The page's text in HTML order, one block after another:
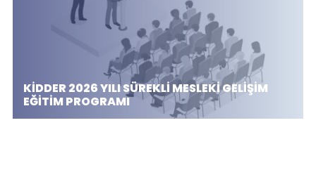
KİDDER 2026 YILI SÜREKLİ MESLEKİ GELİŞİM
EĞİTİM PROGRAMI